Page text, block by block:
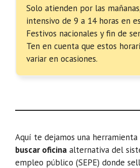
Solo atienden por las
intensivo de 9 a 14 horas en
Festivos nacionales y fin de
Ten en cuenta que estos
variar en ocasiones.
Aquí te dejamos una herramienta
buscar oficina alternativa del
empleo público (SEPE) donde